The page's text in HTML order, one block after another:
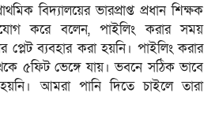
বিদ্যালয়ের ভারপ্রাপ্ত প্রধান শিক্ষক
করে বলেন, পাইলিং করার সময়
প্লেট ব্যবহার করা হয়নি। পাইলিং করার
৫ফিট ভেঙ্গে যায়। ভবনে সঠিক ভাবে
আমরা পানি দিতে চাইলে তারা